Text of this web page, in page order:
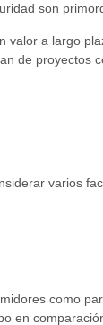
son
valor a largo
de proyectos
varios
como
en